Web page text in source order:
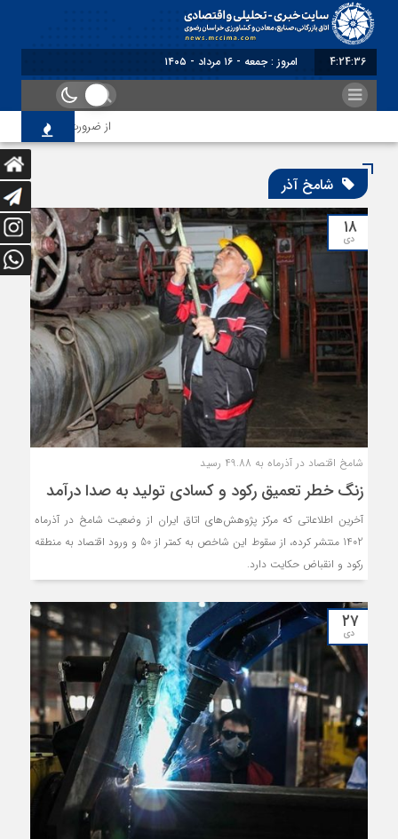
4:24:37 امروز : جمعه - ۱۶ مرداد - ۱۴۰۵
از ضرورت اصلاح
شامخ آذر
۱۸
دی
شامخ اقتصاد در آذرماه به 49.88 رسید
زنگ خطر تعمیق رکود و کسادی تولید به صدا درآمد
آخرین اطلاعاتی که مرکز پژوهش‌های اتاق ایران از وضعیت شامخ در آذرماه
1402 منتشر کرده، از سقوط این شاخص به کمتر از 50 و ورود اقتصاد به منطقه
رکود و انقباض حکایت دارد.
۲۷
دی